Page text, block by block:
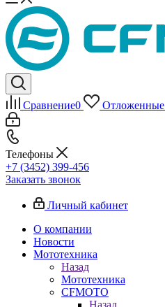
Сравнение0 Отложенные
Телефоны
+7 (3452) 399-456
Заказать звонок
Личный кабинет
О компании
Новости
Мототехника
Назад
Мототехника
CFMOTO
Назад